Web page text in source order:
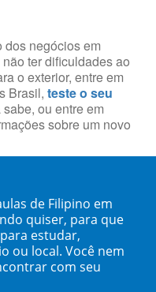
dos negócios em
ter dificuldades ao
o exterior, entre em
Brasil, teste o seu
ou entre em
sobre um novo
de Filipino em
quiser, para que
estudar,
ou local. Você nem
com seu